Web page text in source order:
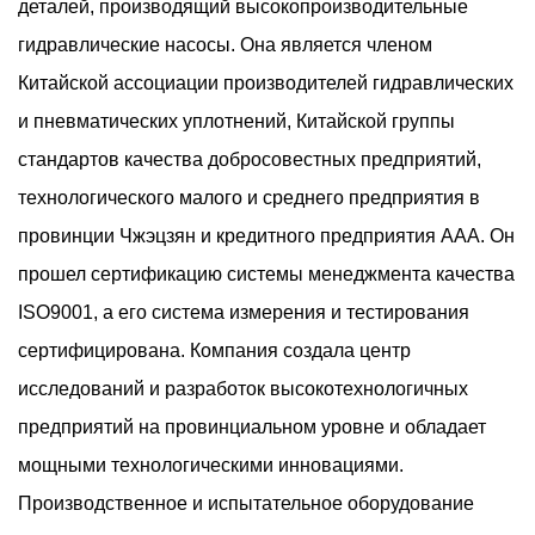
деталей, производящий высокопроизводительные
гидравлические насосы. Она является членом
Китайской ассоциации производителей гидравлических
и пневматических уплотнений, Китайской группы
стандартов качества добросовестных предприятий,
технологического малого и среднего предприятия в
провинции Чжэцзян и кредитного предприятия AAA. Он
прошел сертификацию системы менеджмента качества
ISO9001, а его система измерения и тестирования
сертифицирована. Компания создала центр
исследований и разработок высокотехнологичных
предприятий на провинциальном уровне и обладает
мощными технологическими инновациями.
Производственное и испытательное оборудование
давления в двухлопастных насосах?
Jul 10, 2026
Постоянство давления является критическим
фактором в гидравлических системах, которые
требуют стабильного движения привода, точного
позиционирования и предсказуемого управления
нагрузкой. А ...
Жертвуют ли малошумные лопастные
насосы, которые используются при работе в
условиях высоких цикловых нагрузок?
Jul 31, 2026
Снижение шума стало важным фактором в
современном гидравлическом оборудовании, особенно
в промышленных условиях, где машины постоянно